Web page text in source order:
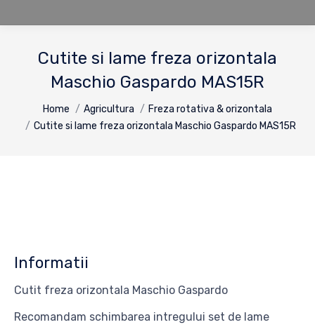
Cutite si lame freza orizontala
Maschio Gaspardo MAS15R
You are here:
Home Agricultura
Freza rotativa & orizontala
Cutite si lame freza orizontala Maschio Gaspardo MAS15R
Informatii
Cutit freza orizontala Maschio Gaspardo
Recomandam schimbarea intregului set de lame